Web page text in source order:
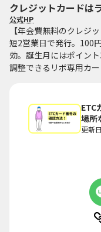
クレジットカードは
公式HP
【年会費無料のクレジ
短2営業日で発行。100
効。誕生月にはポイン
調整できるリボ専用カ
ETC
場所
更新